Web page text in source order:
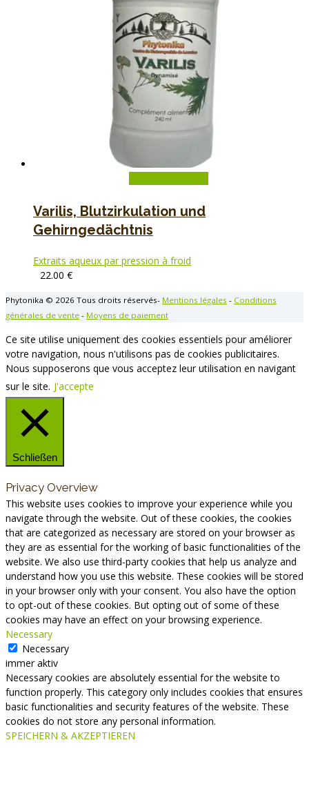
Varilis, Blutzirkulation und
Gehirngedächtnis
Extraits aqueux par pression à froid
22.00 €
Phytonika © 2026 Tous droits réservés- Mentions légales - Conditions
générales de vente - Moyens de paiement
Ce site utilise uniquement des cookies essentiels pour améliorer
votre navigation, nous n'utilisons pas de cookies publicitaires.
Nous supposerons que vous acceptez leur utilisation en navigant
sur le site. J'accepte
Schließen
Privacy Overview
This website uses cookies to improve your experience while you
navigate through the website. Out of these cookies, the cookies
that are categorized as necessary are stored on your browser as
they are as essential for the working of basic functionalities of the
website. We also use third-party cookies that help us analyze and
understand how you use this website. These cookies will be stored
in your browser only with your consent. You also have the option
to opt-out of these cookies. But opting out of some of these
cookies may have an effect on your browsing experience.
Necessary
Necessary
immer aktiv
Necessary cookies are absolutely essential for the website to
function properly. This category only includes cookies that ensures
basic functionalities and security features of the website. These
cookies do not store any personal information.
SPEICHERN & AKZEPTIEREN